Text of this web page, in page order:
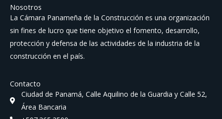
GO
23578
Nosotros
La Cámara Panameña de la Construcción es una organización
sin fines de lucro que tiene objetivo el fomento, desarrollo,
protección y defensa de las actividades de la industria de la
construcción en el país.
Contacto
Ciudad de Panamá, Calle Aquilino de la Guardia y Calle 52,
Área Bancaria